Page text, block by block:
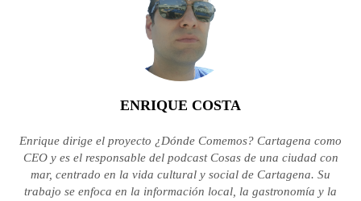
ENRIQUE COSTA
Enrique dirige el proyecto ¿Dónde Comemos? Cartagena como
CEO y es el responsable del podcast Cosas de una ciudad con
mar, centrado en la vida cultural y social de Cartagena. Su
trabajo se enfoca en la información local, la gastronomía y la